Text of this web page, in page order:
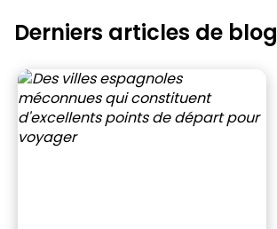
Derniers articles de blog